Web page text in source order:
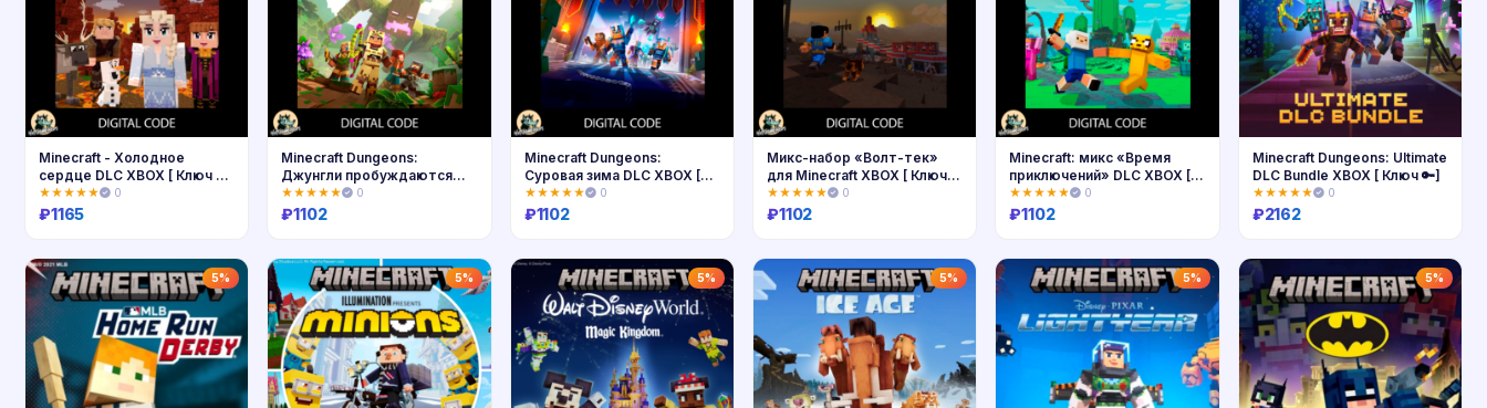
Купить
Minecraft - Холодное
сердце DLC XBOX [ Ключ 🔑
Код ]
★★★★★ 0
₽1165
Купить
Minecraft Dungeons:
Джунгли пробуждаются
XBOX [ Код🔑 ]
★★★★★ 0
₽1102
Купить
Minecraft Dungeons:
Суровая зима DLC XBOX [
Ключ 🔑 ]
★★★★★ 0
₽1102
Купить
Микс-набор «Волт-тек»
для Minecraft XBOX [ Ключ
🔑 ]
★★★★★ 0
₽1102
Купить
Minecraft: микс «Время
приключений» DLC XBOX [
Ключ🔑 ]
★★★★★ 0
₽1102
Minecraft Dungeons: Ultimate
DLC Bundle XBOX [ Ключ 🔑]
★★★★★ 0
₽2162
5% 5% 5% 5% 5% 5%